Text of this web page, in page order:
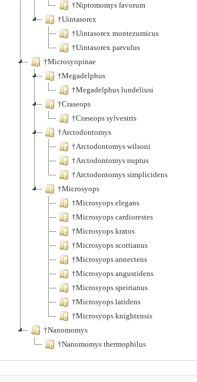
†Niptomomys favorum
†Uintasorex
†Uintasorex montezumicus
†Uintasorex parvulus
†Microsyopinae
†Megadelphus
†Megadelphus lundeliusi
†Craseops
†Craseops sylvestris
†Arctodontomys
†Arctodontomys wilsoni
†Arctodontomys nuptus
†Arctodontomys simplicidens
†Microsyops
†Microsyops elegans
†Microsyops cardiorestes
†Microsyops kratos
†Microsyops scottianus
†Microsyops annectens
†Microsyops angustidens
†Microsyops speirianus
†Microsyops latidens
†Microsyops knightensis
†Nanomomys
†Nanomomys thermophilus